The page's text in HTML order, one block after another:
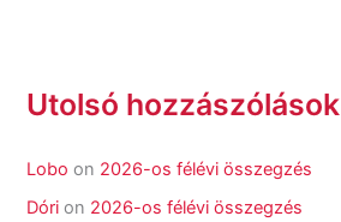
Utolsó hozzászólások
Lobo on 2026-os félévi összegzés
Dóri on 2026-os félévi összegzés